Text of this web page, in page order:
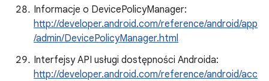
Informacje o DevicePolicyManager:
http://developer.android.com/reference/android/app
/admin/DevicePolicyManager.html
Interfejsy API usługi dostępności Androida:
http://developer.android.com/reference/android/acc